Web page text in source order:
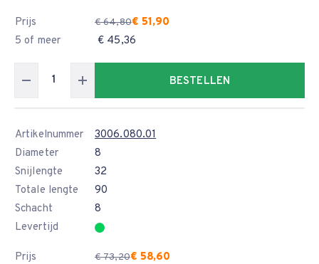
Prijs € 64,80€ 51,90
5 of meer
€ 45,36
BESTELLEN
Artikelnummer
3006.080.01
Diameter
8
Snijlengte
32
Totale lengte
90
Schacht
8
Levertijd
Prijs € 73,20€ 58,60